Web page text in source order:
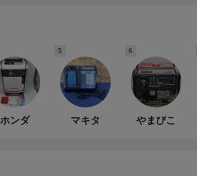
ホンダ
5
マキタ
6
やまびこ